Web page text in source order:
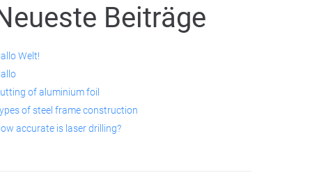
Beiträge
Welt!
of aluminium foil
of steel frame construction
accurate is laser drilling?